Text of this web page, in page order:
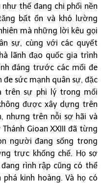
thế đang chi phối nền
bất ổn và khó lường
mà những lời kêu gọi
sự, cùng với các quyết
lãnh đạo quốc gia trình
đáng trước các mối đe
sức mạnh quân sự, đặc
trên sự phi lý trong mối
được xây dựng trên
nhưng trên nỗi sợ hãi và
Gioan XXIII đã từng
người đang sống trong
trực khống chế. Họ sợ
rình rập cũng có thể
kinh hoàng. Và họ có